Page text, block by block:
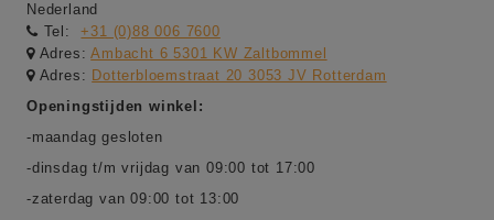
Nederland
Tel:
+31 (0)88 006 7600
Adres:Ambacht 6 5301 KW Zaltbommel
Adres: Dotterbloemstraat 20 3053 JV Rotterdam
Openingstijden winkel:
-maandag gesloten
-dinsdag t/m vrijdag van 09:00 tot 17:00
-zaterdag van 09:00 tot 13:00